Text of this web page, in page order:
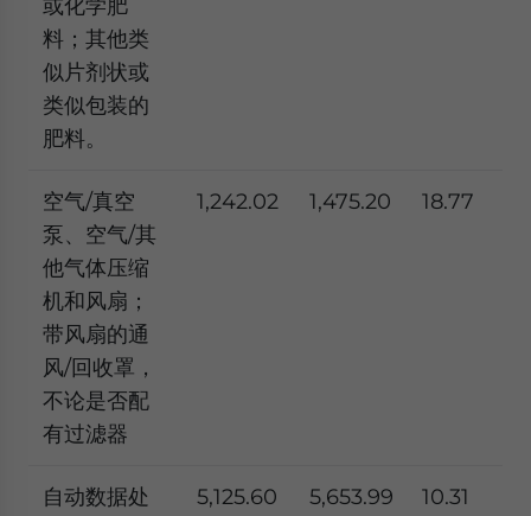
或化学肥
料；其他类
似片剂状或
类似包装的
肥料。
空气/真空
泵、空气/其
他气体压缩
机和风扇；
带风扇的通
风/回收罩，
不论是否配
有过滤器
1,242.02 1,475.20 18.77
自动数据处
5,125.60 5,653.99 10.31